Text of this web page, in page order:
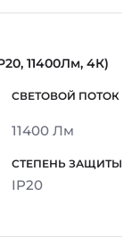
11400Лм, 4К)
11400 Лм
IP20